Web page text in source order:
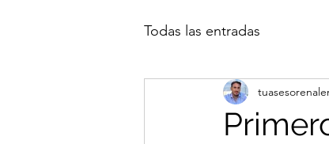
Todas las entradas